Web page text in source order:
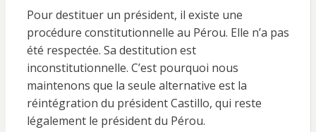
Pour destituer un président, il existe une
procédure constitutionnelle au Pérou. Elle n’a pas
été respectée. Sa destitution est
inconstitutionnelle. C’est pourquoi nous
maintenons que la seule alternative est la
réintégration du président Castillo, qui reste
légalement le président du Pérou.